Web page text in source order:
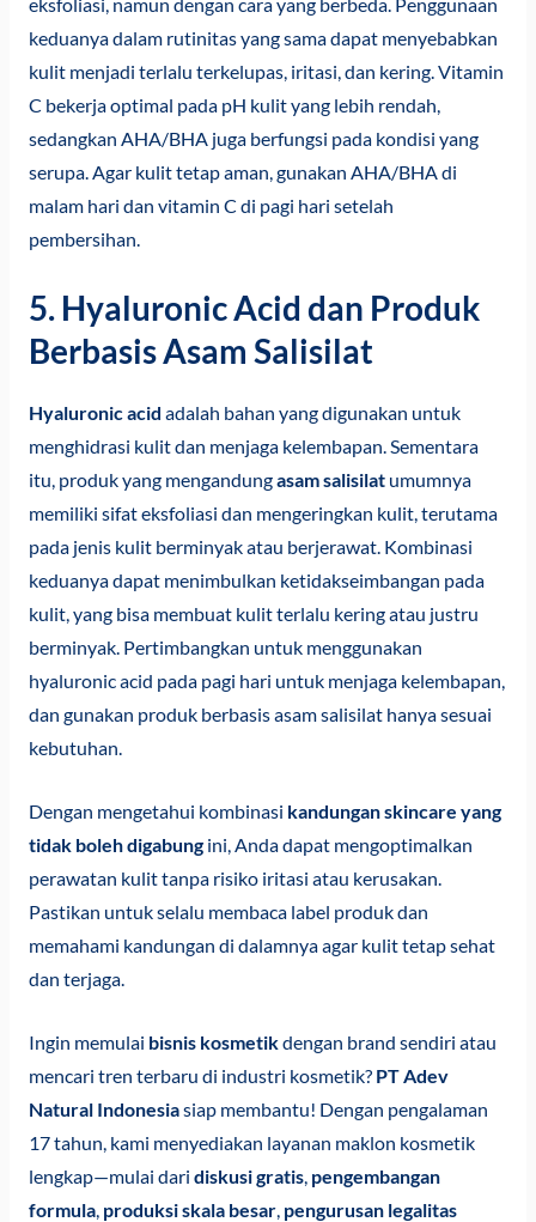
eksfoliasi, namun dengan cara yang berbeda. Penggunaan
keduanya dalam rutinitas yang sama dapat menyebabkan
kulit menjadi terlalu terkelupas, iritasi, dan kering. Vitamin
C bekerja optimal pada pH kulit yang lebih rendah,
sedangkan AHA/BHA juga berfungsi pada kondisi yang
serupa. Agar kulit tetap aman, gunakan AHA/BHA di
malam hari dan vitamin C di pagi hari setelah
pembersihan.
5. Hyaluronic Acid dan Produk
Berbasis Asam Salisilat
Hyaluronic acid adalah bahan yang digunakan untuk
menghidrasi kulit dan menjaga kelembapan. Sementara
itu, produk yang mengandungasam salisilatumumnya
memiliki sifat eksfoliasi dan mengeringkan kulit, terutama
pada jenis kulit berminyak atau berjerawat. Kombinasi
keduanya dapat menimbulkan ketidakseimbangan pada
kulit, yang bisa membuat kulit terlalu kering atau justru
berminyak. Pertimbangkan untuk menggunakan
hyaluronic acid pada pagi hari untuk menjaga kelembapan,
dan gunakan produk berbasis asam salisilat hanya sesuai
kebutuhan.
Dengan mengetahui kombinasi kandungan skincare yang
tidak boleh digabungini, Anda dapat mengoptimalkan
perawatan kulit tanpa risiko iritasi atau kerusakan.
Pastikan untuk selalu membaca label produk dan
memahami kandungan di dalamnya agar kulit tetap sehat
dan terjaga.
Ingin memulai bisnis kosmetikdengan brand sendiri atau
mencari tren terbaru di industri kosmetik? PT Adev
Natural Indonesiasiap membantu! Dengan pengalaman
17 tahun, kami menyediakan layanan maklon kosmetik
lengkap—mulai dari diskusi gratis, pengembangan
formula, produksi skala besar, pengurusan legalitas